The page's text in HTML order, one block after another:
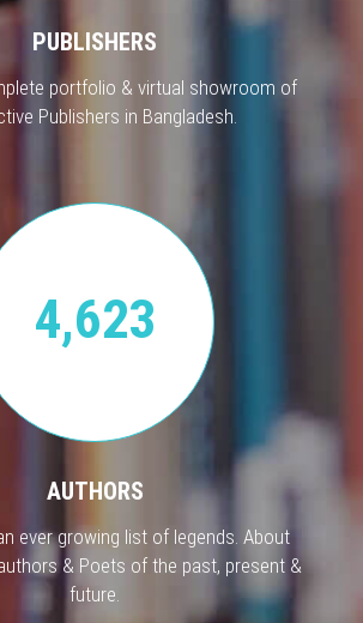
PUBLISHERS
portfolio & virtual showroom of
Publishers in Bangladesh.
4,623
AUTHORS
ever growing list of legends. About
& Poets of the past, present &
future.